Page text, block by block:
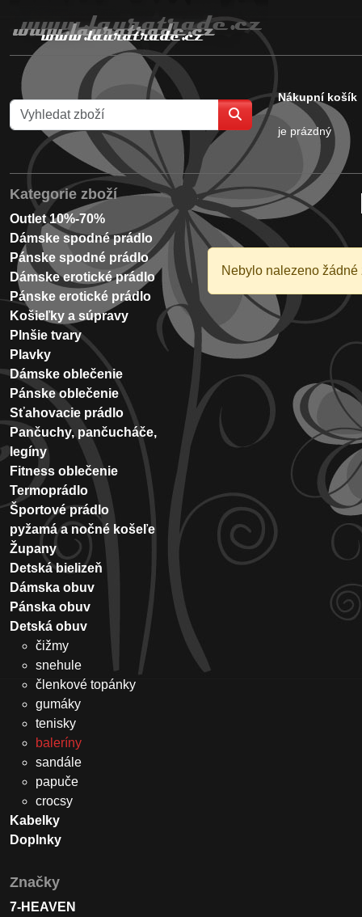
Nákupní košík
je prázdný
Nebylo nalezeno žádné
Kategorie zboží
Outlet 10%-70%
Dámske spodné prádlo
Pánske spodné prádlo
Dámske erotické prádlo
Pánske erotické prádlo
Košieľky a súpravy
Plnšie tvary
Plavky
Dámske oblečenie
Pánske oblečenie
Sťahovacie prádlo
Pančuchy, pančucháče,
legíny
Fitness oblečenie
Termoprádlo
Športové prádlo
pyžamá a nočné košeľe
Župany
Detská bielizeň
Dámska obuv
Pánska obuv
Detská obuv
čižmy
snehule
členkové topánky
gumáky
tenisky
baleríny
sandále
papuče
crocsy
Kabelky
Doplnky
Značky
7-HEAVEN